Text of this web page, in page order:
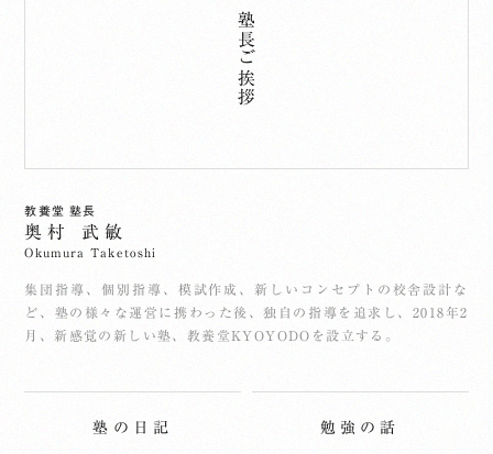
塾長ご挨拶
教養堂 塾長
奥村 武敏
Okumura Taketoshi
集団指導、個別指導、模試作成、新しいコンセプトの校舎設計な
ど、塾の様々な運営に携わった後、独自の指導を追求し、2018年2
月、新感覚の新しい塾、教養堂KYOYODOを設立する。
塾の日記 勉強の話